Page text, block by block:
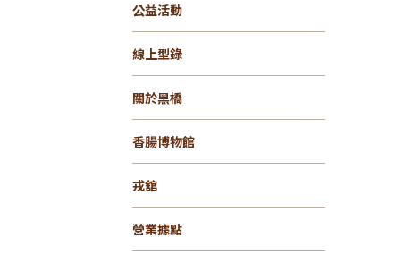
公益活動
線上型錄
關於黑橋
香腸博物館
戎舘
營業據點